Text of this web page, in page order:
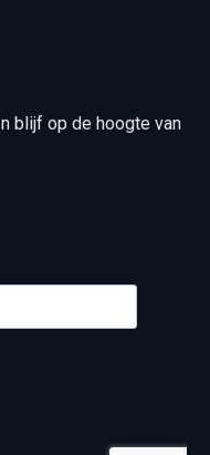
blijf op de hoogte van